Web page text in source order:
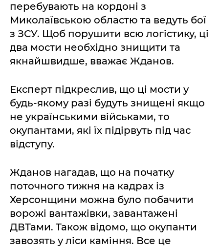
перебувають на кордоні з
Миколаївською областю та ведуть бої
з ЗСУ. Щоб порушити всю логістику, ці
два мости необхідно знищити та
якнайшвидше, вважає Жданов.
Експерт підкреслив, що ці мости у
будь-якому разі будуть знищені якщо
не українськими військами, то
окупантами, які їх підірвуть під час
відступу.
Жданов нагадав, що на початку
поточного тижня на кадрах із
Херсонщини можна було побачити
ворожі вантажівки, завантажені
ДВТами. Також відомо, що окупанти
завозять у ліси каміння. Все це